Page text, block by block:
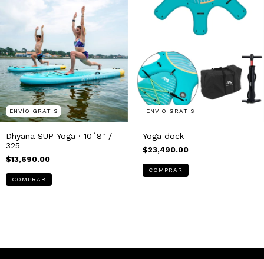
ENVÍO GRATIS
Dhyana SUP Yoga · 10´8" /
325
$13,690.00
COMPRAR
ENVÍO GRATIS
Yoga dock
$23,490.00
COMPRAR